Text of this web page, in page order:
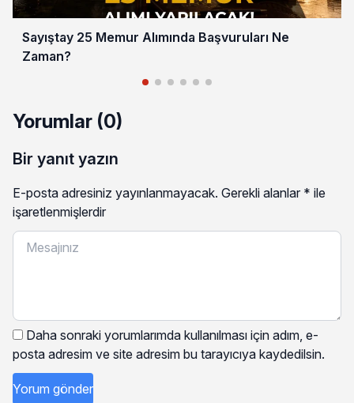
Sayıştay 25 Memur Alımında Başvuruları Ne
Zaman?
Yorumlar (0)
Bir yanıt yazın
E-posta adresiniz yayınlanmayacak. Gerekli alanlar * ile
işaretlenmişlerdir
Daha sonraki yorumlarımda kullanılması için adım, e-
posta adresim ve site adresim bu tarayıcıya kaydedilsin.